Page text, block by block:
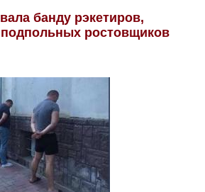
банду рэкетиров,
ростовщиков